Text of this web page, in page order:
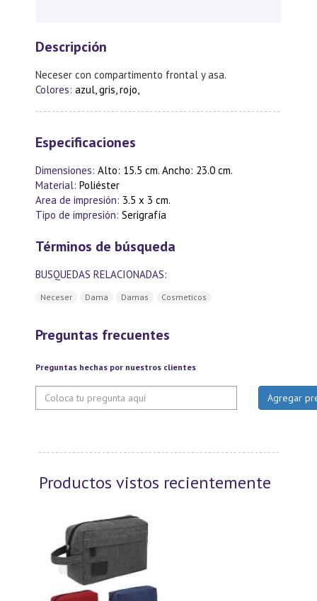
Descripción
Neceser con compartimento frontal y asa.
Colores: azul, gris, rojo,
Especificaciones
Dimensiones: Alto: 15.5 cm. Ancho: 23.0 cm.
Material: Poliéster
Area de impresión: 3.5 x 3 cm.
Tipo de impresión: Serigrafía
Términos de búsqueda
BUSQUEDAS RELACIONADAS:
Neceser Dama Damas Cosmeticos
Preguntas frecuentes
Preguntas hechas por nuestros clientes
Productos vistos recientemente